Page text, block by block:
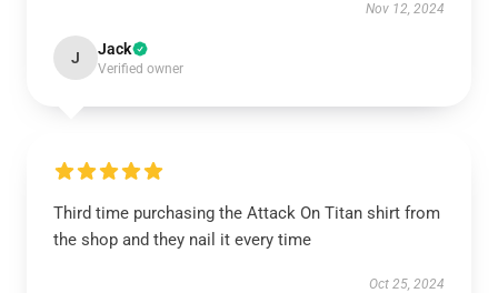
Nov 12, 2024
J Jack
Verified owner
Third time purchasing the Attack On Titan shirt from
the shop and they nail it every time
Oct 25, 2024